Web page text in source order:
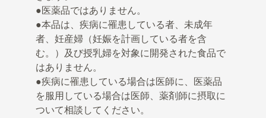
●医薬品ではありません。
●本品は、疾病に罹患している者、未成年
者、妊産婦（妊娠を計画している者を含
む。）及び授乳婦を対象に開発された食品で
はありません。
●疾病に罹患している場合は医師に、医薬品
を服用している場合は医師、薬剤師に摂取に
ついて相談してください。